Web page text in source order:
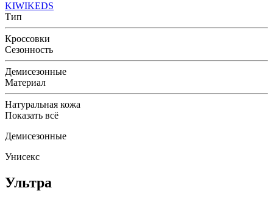
KIWIKEDS
Тип
Кроссовки
Сезонность
Демисезонные
Материал
Натуральная кожа
Показать всё
Демисезонные
Унисекс
Ультра